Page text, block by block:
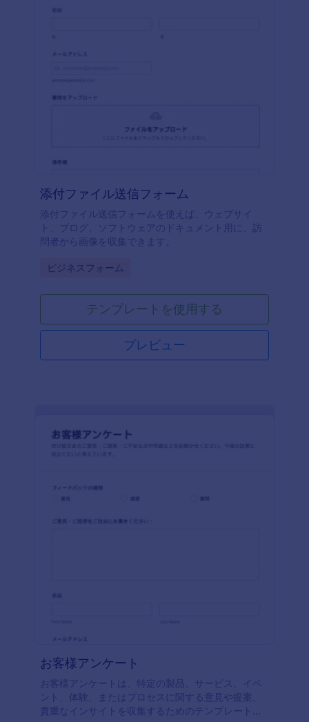
添付ファイル送信フォーム
添付ファイル送信フォームを使えば、ウェブサイ
ト、ブログ、ソフトウェアのドキュメント用に、訪
問者から画像を収集できます。
Go to Category:
ビジネスフォーム
テンプレートを使用する
プレビュー
お客様アンケート
お客様アンケートは、特定の製品、サービス、イベ
ント、体験、またはプロセスに関する意見や提案、
貴重なインサイトを収集するためのテンプレートで